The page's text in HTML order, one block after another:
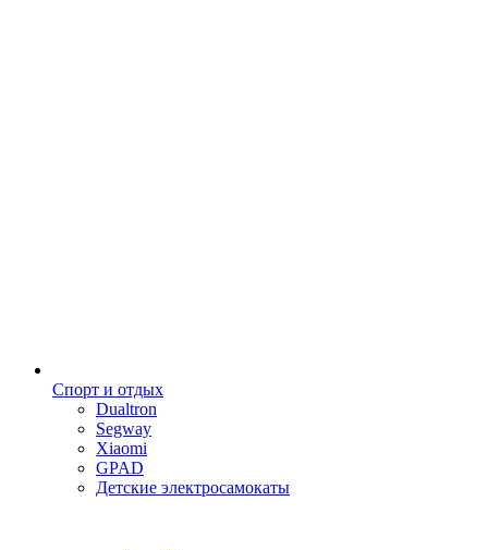
Спорт и отдых
Dualtron
Segway
Xiaomi
GPAD
Детские электросамокаты